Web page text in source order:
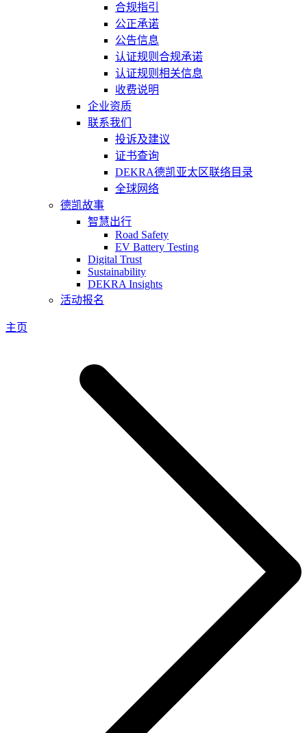
合规指引
公正承诺
公告信息
认证规则合规承诺
认证规则相关信息
收费说明
企业资质
联系我们
投诉及建议
证书查询
DEKRA德凯亚太区联络目录
全球网络
德凯故事
智慧出行
Road Safety
EV Battery Testing
Digital Trust
Sustainability
DEKRA Insights
活动报名
主页